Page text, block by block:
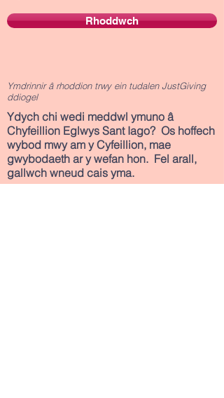
Ydych chi wedi meddwl ymuno â
Chyfeillion Eglwys Sant Iago? Os hoffech
wybod mwy am y Cyfeillion, mae
gwybodaeth ar y wefan hon. Fel arall,
gallwch wneud cais yma.
Rhoddwch
Ymdrinnir â rhoddion trwy ein tudalen JustGiving
ddiogel